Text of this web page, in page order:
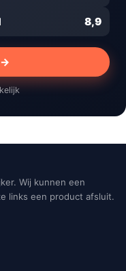
8,9
→
Wij kunnen een
links een product afsluit.